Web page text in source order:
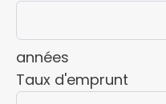
années
Taux d'emprunt